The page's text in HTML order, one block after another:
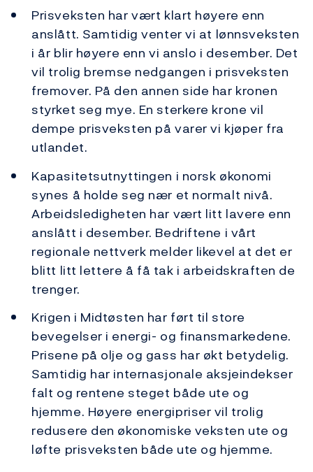
Prisveksten har vært klart høyere enn
anslått. Samtidig venter vi at lønnsveksten
i år blir høyere enn vi anslo i desember. Det
vil trolig bremse nedgangen i prisveksten
fremover. På den annen side har kronen
styrket seg mye. En sterkere krone vil
dempe prisveksten på varer vi kjøper fra
utlandet.
Kapasitetsutnyttingen i norsk økonomi
synes å holde seg nær et normalt nivå.
Arbeidsledigheten har vært litt lavere enn
anslått i desember. Bedriftene i vårt
regionale nettverk melder likevel at det er
blitt litt lettere å få tak i arbeidskraften de
trenger.
Krigen i Midtøsten har ført til store
bevegelser i energi- og finansmarkedene.
Prisene på olje og gass har økt betydelig.
Samtidig har internasjonale aksjeindekser
falt og rentene steget både ute og
hjemme. Høyere energipriser vil trolig
redusere den økonomiske veksten ute og
løfte prisveksten både ute og hjemme.